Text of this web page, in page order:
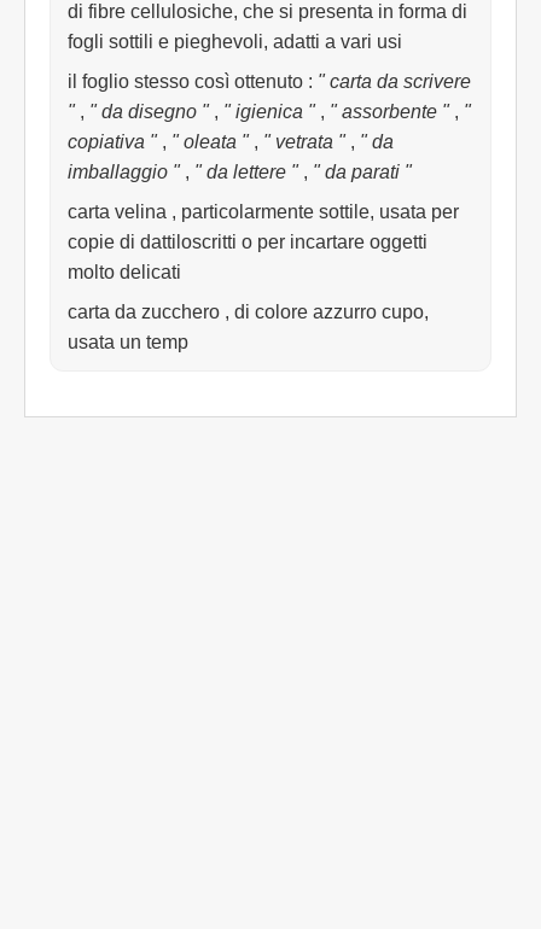
di fibre cellulosiche, che si presenta in forma di
fogli sottili e pieghevoli, adatti a vari usi
il foglio stesso così ottenuto : " carta da scrivere
" , " da disegno " , " igienica " , " assorbente " , "
copiativa " , " oleata " , " vetrata " , " da
imballaggio " , " da lettere " , " da parati "
carta velina , particolarmente sottile, usata per
copie di dattiloscritti o per incartare oggetti
molto delicati
carta da zucchero , di colore azzurro cupo,
usata un temp